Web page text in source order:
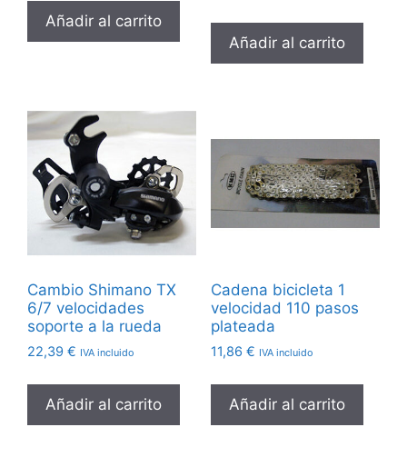
Añadir al carrito
Añadir al carrito
Cambio Shimano TX
6/7 velocidades
soporte a la rueda
22,39 € IVA incluido
Añadir al carrito
Cadena bicicleta 1
velocidad 110 pasos
plateada
11,86 € IVA incluido
Añadir al carrito